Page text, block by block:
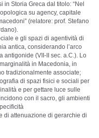
in Storia Greca dal titolo: “Nel
su agency, capitale
(relatore: prof. Stefano
e gli spazi di agentività di
antica, considerando l’arco
antigonide (VII-II sec. a.C.). Lo
in Macedonia, in
tradizionalmente associate;
di spazi fisici e sociali per
e per gettare luce sulle
con il sacro, gli ambienti
di attenuazione di gerarchie di